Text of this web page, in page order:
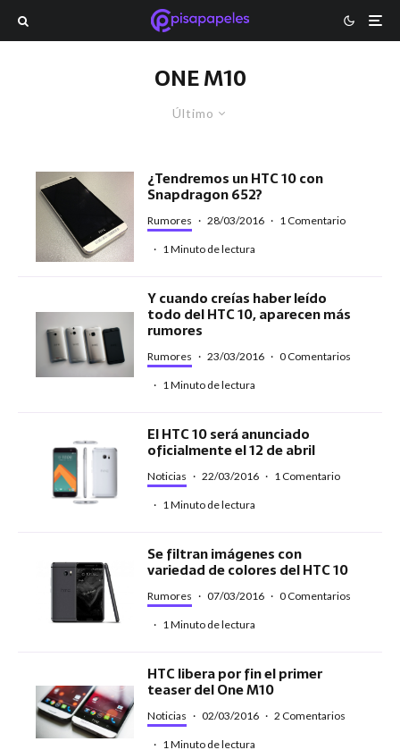
ONE M10
Último
¿Tendremos un HTC 10 con
Snapdragon 652?
Rumores · 28/03/2016 · 1 Comentario
· 1 Minuto de lectura
Y cuando creías haber leído
todo del HTC 10, aparecen más
rumores
Rumores · 23/03/2016 · 0 Comentarios
· 1 Minuto de lectura
El HTC 10 será anunciado
oficialmente el 12 de abril
Noticias · 22/03/2016 · 1 Comentario
· 1 Minuto de lectura
Se filtran imágenes con
variedad de colores del HTC 10
Rumores · 07/03/2016 · 0 Comentarios
· 1 Minuto de lectura
HTC libera por fin el primer
teaser del One M10
Noticias · 02/03/2016 · 2 Comentarios
· 1 Minuto de lectura